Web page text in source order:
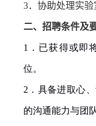
3．协助处理实验
二、招聘条件及
1 ．已获得或即
位。
2 ．具备进取心
的沟通能力与团